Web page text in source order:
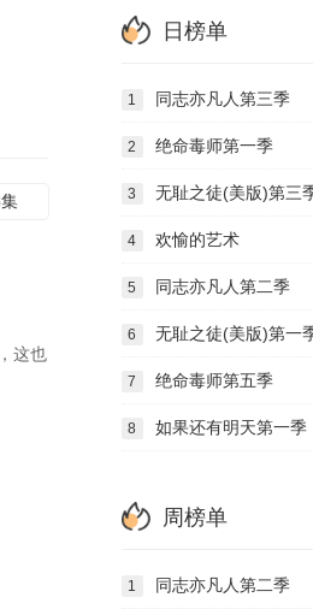
这也
日榜单
1 同志亦凡人第三季
2 绝命毒师第一季
3 无耻之徒(美版)第三
4 欢愉的艺术
5 同志亦凡人第二季
6 无耻之徒(美版)第一
7 绝命毒师第五季
8 如果还有明天第一季
周榜单
1 同志亦凡人第二季